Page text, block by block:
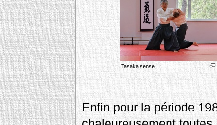
Tasaka sensei
Enfin pour la période